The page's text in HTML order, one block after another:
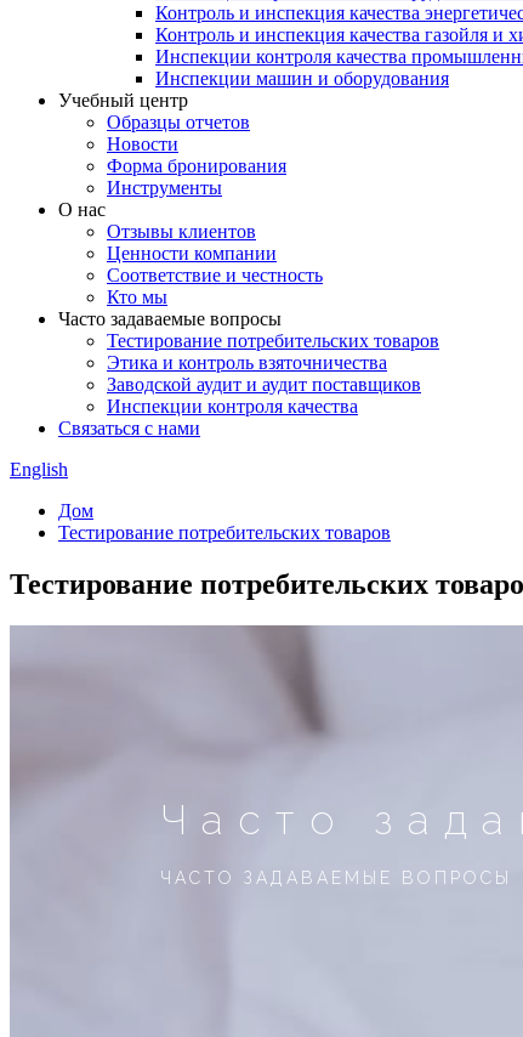
Контроль и инспекция качества
Контроль и инспекция качества газойля и
Инспекции контроля качества
Инспекции машин и оборудования
Учебный центр
Образцы отчетов
Новости
Форма бронирования
Инструменты
О нас
Отзывы клиентов
Ценности компании
Соответствие и честность
Кто мы
Часто задаваемые вопросы
Тестирование потребительских товаров
Этика и контроль взяточничества
Заводской аудит и аудит поставщиков
Инспекции контроля качества
Связаться с нами
English
Дом
Тестирование потребительских товаров
Тестирование потребительских
Часто
ЧАСТО ЗАДАВАЕМЫЕ ВОПРОСЫ